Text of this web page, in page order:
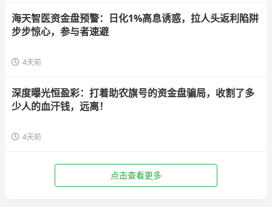
海天智医资金盘预警：日化1%高息诱惑，拉人头返利陷阱
步步惊心，参与者速避
4天前
深度曝光恒盈彩：打着助农旗号的资金盘骗局，收割了多
少人的血汗钱，远离！
4天前
点击查看更多